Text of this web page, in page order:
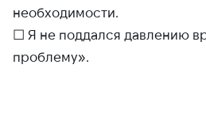
необходимости.
☐ Я не поддался давлению
проблему».